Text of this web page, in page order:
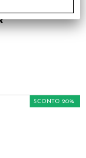
SCONTO 20%